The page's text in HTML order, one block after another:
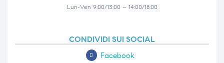
Lun-Ven 9:00/13:00 – 14:00/18:00
CONDIVIDI SUI SOCIAL
Facebook